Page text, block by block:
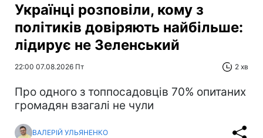
Українці розповіли, кому з
політиків довіряють найбільше:
лідирує не Зеленський
22:00 07.08.2026 Пт 2 хв
Про одного з топпосадовців 70% опитаних
громадян взагалі не чули
ВАЛЕРІЙ УЛЬЯНЕНКО